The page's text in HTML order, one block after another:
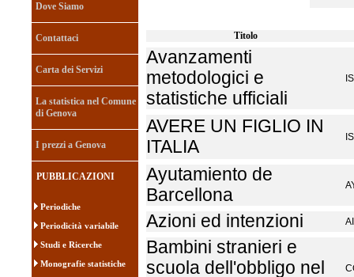
Dove Siamo
Contattaci
Carta dei Servizi
La statistica nel Comune
di Genova
I prezzi a Genova
PUBBLICAZIONI
Periodiche
Periodicità variabile
Studi e Ricerche
Monografie statistiche
Titolo
Avanzamenti
metodologici e
statistiche ufficiali
AVERE UN FIGLIO IN
ITALIA
Ayutamiento de
Barcellona
Azioni ed intenzioni
Bambini stranieri e
scuola dell'obbligo nel